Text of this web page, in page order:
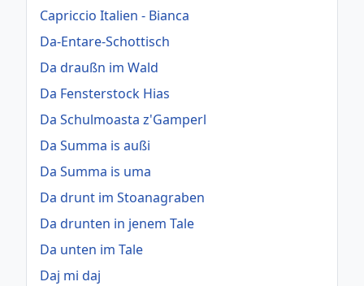
Capriccio Italien - Bianca
Da-Entare-Schottisch
Da draußn im Wald
Da Fensterstock Hias
Da Schulmoasta z'Gamperl
Da Summa is außi
Da Summa is uma
Da drunt im Stoanagraben
Da drunten in jenem Tale
Da unten im Tale
Daj mi daj